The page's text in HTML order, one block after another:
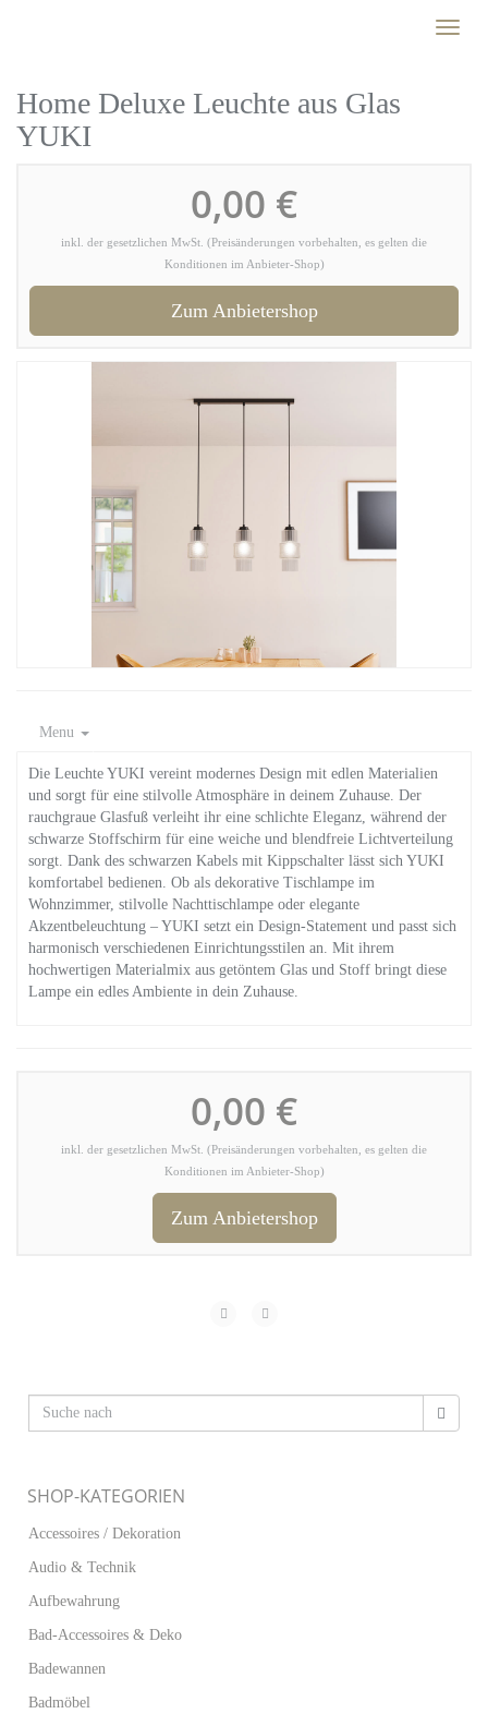
Toggle
Home Deluxe Leuchte aus Glas
YUKI
0,00 €
inkl. der gesetzlichen MwSt. (Preisänderungen vorbehalten, es gelten die
Konditionen im Anbieter-Shop)
Zum Anbietershop
Menu
Die Leuchte YUKI vereint modernes Design mit edlen Materialien
und sorgt für eine stilvolle Atmosphäre in deinem Zuhause. Der
rauchgraue Glasfuß verleiht ihr eine schlichte Eleganz, während der
schwarze Stoffschirm für eine weiche und blendfreie Lichtverteilung
sorgt. Dank des schwarzen Kabels mit Kippschalter lässt sich YUKI
komfortabel bedienen. Ob als dekorative Tischlampe im
Wohnzimmer, stilvolle Nachttischlampe oder elegante
Akzentbeleuchtung – YUKI setzt ein Design-Statement und passt sich
harmonisch verschiedenen Einrichtungsstilen an. Mit ihrem
hochwertigen Materialmix aus getöntem Glas und Stoff bringt diese
Lampe ein edles Ambiente in dein Zuhause.
0,00 €
inkl. der gesetzlichen MwSt. (Preisänderungen vorbehalten, es gelten die
Konditionen im Anbieter-Shop)
Zum Anbietershop
SHOP-KATEGORIEN
Accessoires / Dekoration
Audio & Technik
Aufbewahrung
Bad-Accessoires & Deko
Badewannen
Badmöbel